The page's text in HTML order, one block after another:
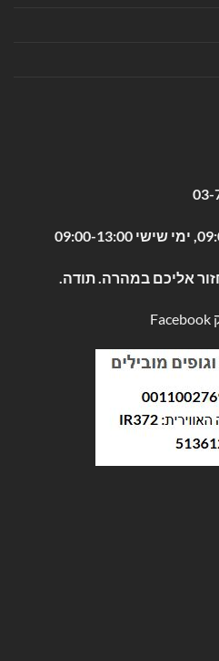
03-
אליכם במהרה. תודה.
Facebook